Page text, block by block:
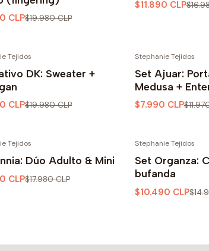
CLP$19.980 CLP
$11.890 CLP
Tejidos
DK: Sweater +
CLP$19.980 CLP
Stephanie Tejidos
Set Ajuar:
Medusa +
$7.990 CLP
Tejidos
Dúo Adulto & Mini
CLP$17.980 CLP
Stephanie Tejidos
Set Organza:
bufanda
$10.490 CLP